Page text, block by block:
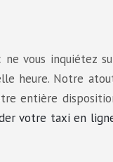
vous inquiétez
heure. Notre
entière
votre taxi en